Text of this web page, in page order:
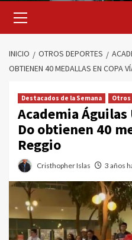
principal
INICIO OTROS DEPORTES
OBTIENEN 40 MEDALLAS EN COPA
Destacados de la Semana
Academia Águilas
Do obtienen 40
Reggio
Cristhopher Islas 3 años